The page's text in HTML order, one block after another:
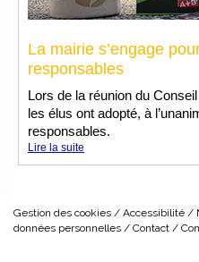
La mairie s’engage
responsables
Lors de la réunion du
les élus ont adopté, à
responsables.
Lire la suite
Gestion des cookies Accessibilité
données personnelles
Contact